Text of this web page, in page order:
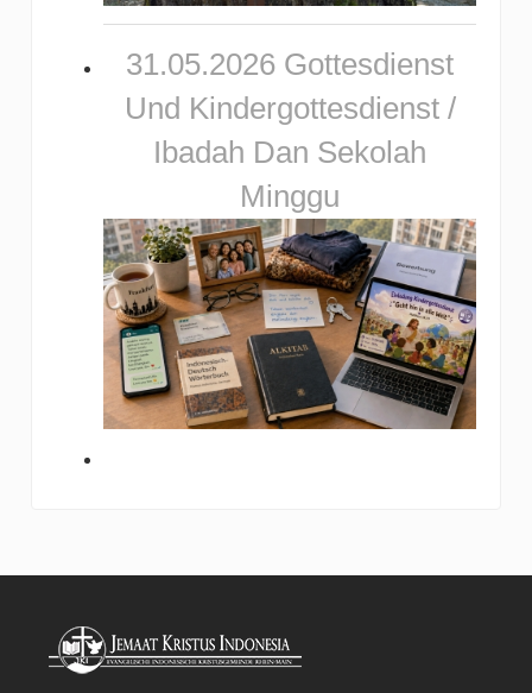
31.05.2026 Gottesdienst
Und Kindergottesdienst /
Ibadah Dan Sekolah
Minggu